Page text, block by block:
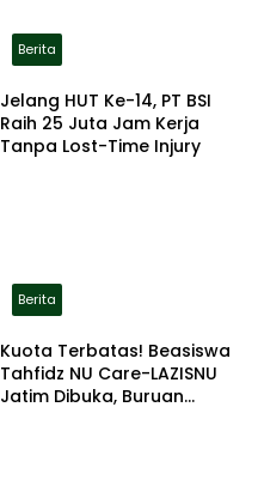
Berita
Jelang HUT Ke-14, PT BSI
Raih 25 Juta Jam Kerja
Tanpa Lost-Time Injury
Berita
Kuota Terbatas! Beasiswa
Tahfidz NU Care-LAZISNU
Jatim Dibuka, Buruan